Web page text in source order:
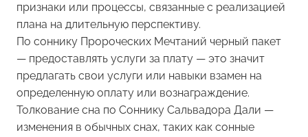
признаки или процессы, связанные с реализацией
плана на длительную перспективу.
По соннику Пророческих Мечтаний черный пакет
— предоставлять услуги за плату — это значит
предлагать свои услуги или навыки взамен на
определенную оплату или вознаграждение.
Толкование сна по Соннику Сальвадора Дали —
изменения в обычных снах, таких как сонные